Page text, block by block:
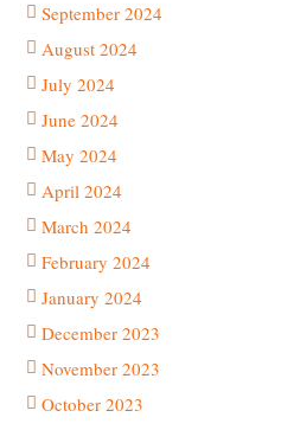
September 2024
August 2024
July 2024
June 2024
May 2024
April 2024
March 2024
February 2024
January 2024
December 2023
November 2023
October 2023